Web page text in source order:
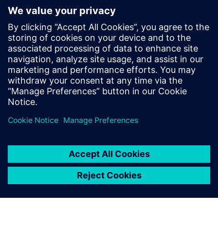
d'améliorer la lisibilité des contrôles et l'interactivité avec le
code embarqué. La possibilité de créer des scripts avec le
langage de programmation libre Python et le langage
informatique de haut niveau MATLAB dans Simcenter
Amesim permet aux ingénieurs de contrôler le flux de
travail d'une étude de synthèse énergétique (y compris les
données, les calculs, le lancement de la simulation, le cas
d'utilisation, l'analyse et la synthèse), ce qui permet une
exécution sans faille de modèles complexes.
La flexibilité de Simcenter Amesim permettra une évolution
des analyses de compromis entre leur consommation de
carburant et leurs performances avec d'autres attributs
clés, y compris le confort thermique, la gestion de l'énergie
autres.